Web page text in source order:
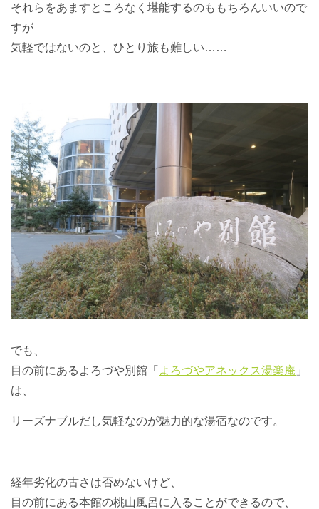
それらをあますところなく堪能するのももちろんいいので
すが
気軽ではないのと、ひとり旅も難しい……
でも、
目の前にあるよろづや別館「 よろづやアネックス湯楽庵 」
は、
リーズナブルだし気軽なのが魅力的な湯宿なのです。
経年劣化の古さは否めないけど、
目の前にある本館の桃山風呂に入ることができるので、